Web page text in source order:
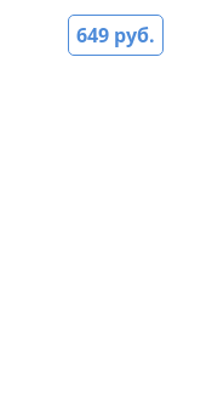
649 руб.